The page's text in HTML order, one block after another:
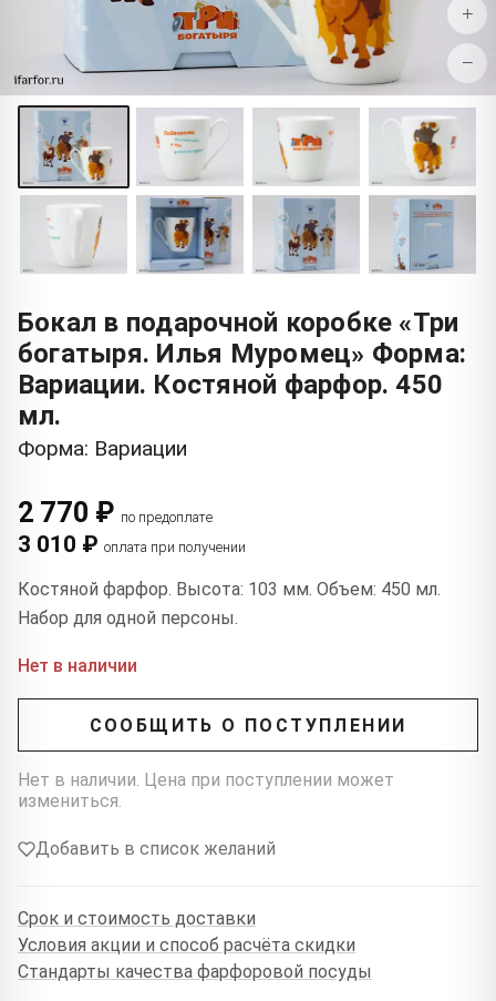
+
−
Бокал в подарочной коробке «Три
богатыря. Илья Муромец» Форма:
Вариации. Костяной фарфор. 450
мл.
Форма: Вариации
2 770 ₽ по предоплате
3 010 ₽ оплата при получении
Костяной фарфор. Высота: 103 мм. Объем: 450 мл.
Набор для одной персоны.
Нет в наличии
СООБЩИТЬ О ПОСТУПЛЕНИИ
Нет в наличии. Цена при поступлении может
измениться.
Добавить в список желаний
Срок и стоимость доставки
Условия акции и способ расчёта скидки
Стандарты качества фарфоровой посуды